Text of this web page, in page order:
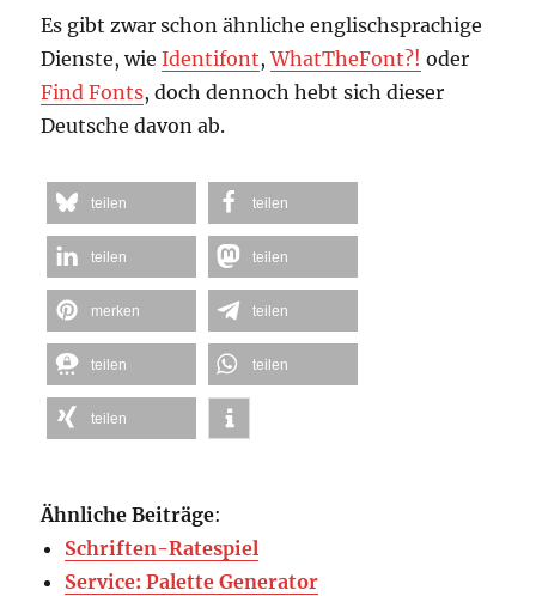
Es gibt zwar schon ähnliche englischsprachige
Dienste, wieIdentifont,WhatTheFont?! oder
Find Fonts, doch dennoch hebt sich dieser
Deutsche davon ab.
teilen teilen
teilen teilen
merken teilen
teilen teilen
teilen
Ähnliche Beiträge:
Schriften-Ratespiel
Service: Palette Generator